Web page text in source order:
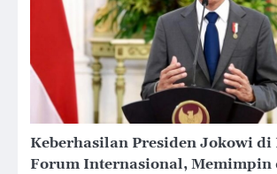
Keberhasilan Presiden Jokowi di
Forum Internasional, Memimpin